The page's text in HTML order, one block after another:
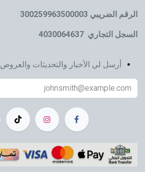
الرقم الضريبي 300259963500003
السجل التجاري 4030064637
أرسل لي الأخبار والتحديثات والعروض.